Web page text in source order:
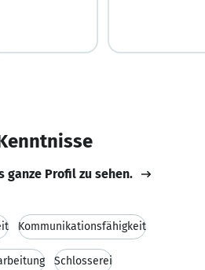
ganze Profil zu sehen.
Kommunikationsfähigkeit
Schlosserei